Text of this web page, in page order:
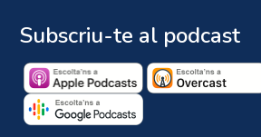
Subscriu-te al podcast